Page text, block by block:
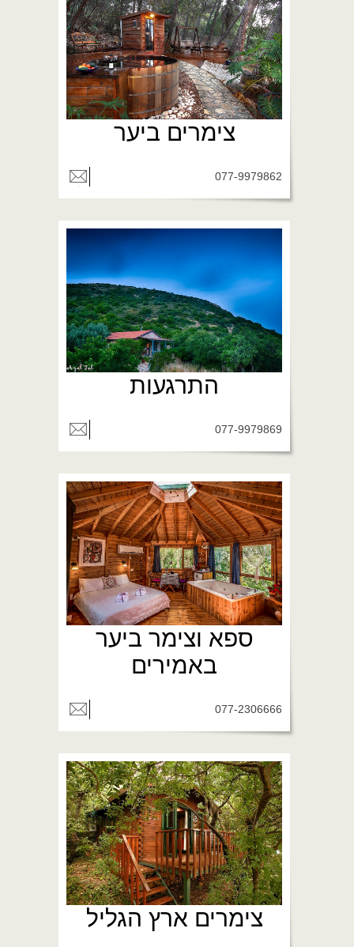
צימרים ביער
077-9979862
התרגעות
077-9979869
ספא וצימר ביער
באמירים
077-2306666
צימרים ארץ הגליל